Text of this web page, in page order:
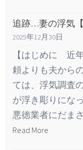
追跡…妻の浮気【
2025年12月30日
【はじめに 近
頼よりも夫から
ては、浮気調査
が浮き彫りにな
悪徳業者にだ
Read More